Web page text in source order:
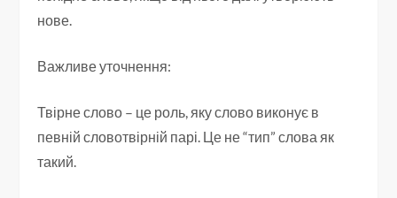
нове.
Важливе уточнення:
Твірне слово – це роль, яку слово виконує в
певній словотвірній парі. Це не “тип” слова як
такий.